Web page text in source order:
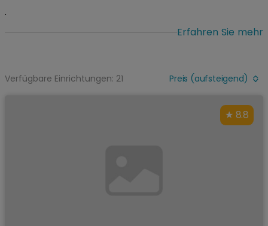
.
Erfahren Sie mehr
Verfügbare Einrichtungen: 21 Preis (aufsteigend)
8.8